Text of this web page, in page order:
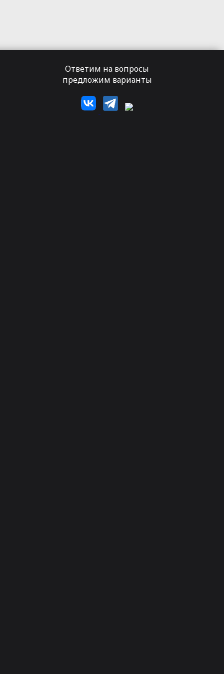
Ответим на вопросы
предложим варианты
фотографии.
естественную красоту и раскрыть
макияж способен изменить не только
и вдохновения.
объектив, чтобы вы могли возвращаться к
особенности и пожелания. Я
ваш макияж оставался безупречным на
каждая из них станет настоящим
чтобы ваш образ был целостным и